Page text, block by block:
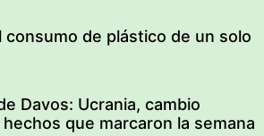
consumo de plástico de un solo
Davos: Ucrania, cambio
que marcaron la semana